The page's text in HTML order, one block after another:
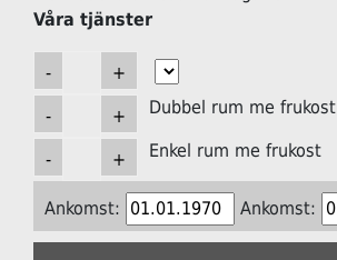
Våra tjänster
Dubbel rum me frukost
Enkel rum me frukost
Ankomst: Ankomst: